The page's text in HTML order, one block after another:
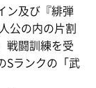
ン及び『緋弾
公の内の片割
戦闘訓練を受
Sランクの「武